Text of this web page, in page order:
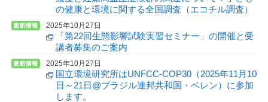
の健康と環境に関する全国調査（エコチル調査）
2025年10月27日
「第22回生態影響試験実習セミナー」の開催と受
講者募集のご案内
2025年10月27日
国立環境研究所はUNFCC-COP30（2025年11月10
日～21日@ブラジル連邦共和国・ベレン）に参加
します。